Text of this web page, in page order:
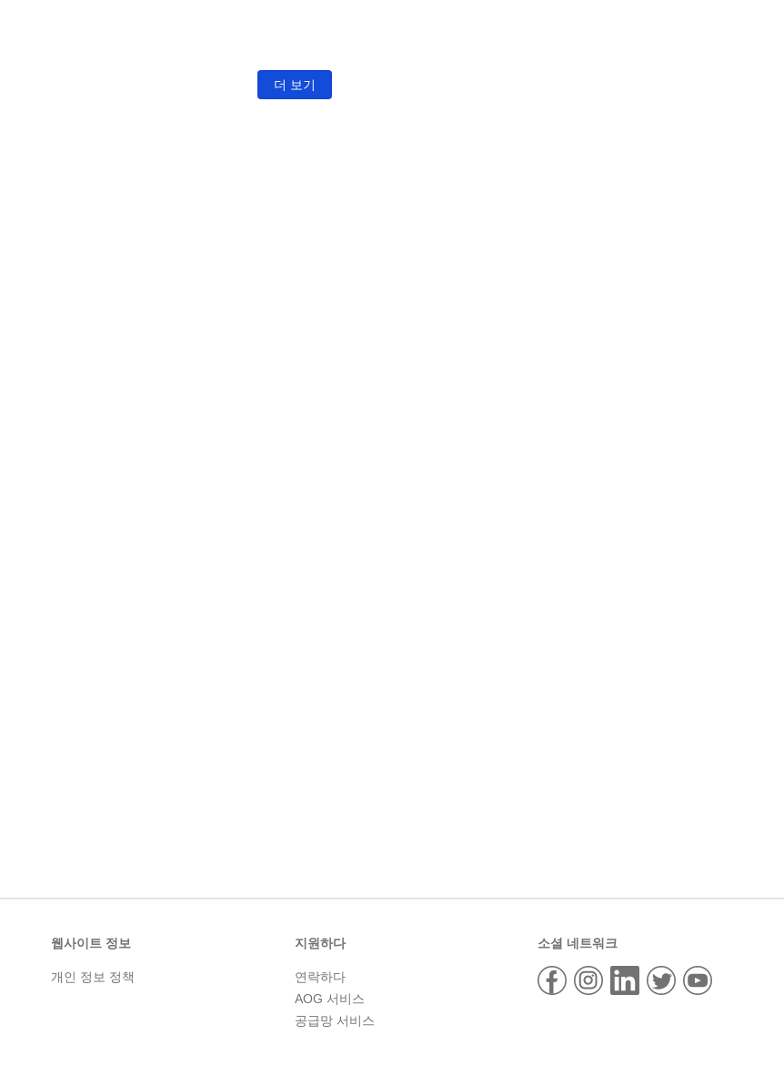
더 보기
웹사이트 정보
개인 정보 정책
지원하다
연락하다
AOG 서비스
공급망 서비스
소셜 네트워크